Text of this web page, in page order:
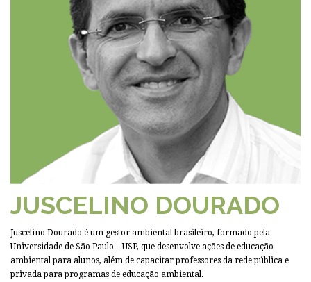
JUSCELINO DOURADO
Juscelino Dourado é um gestor ambiental brasileiro, formado pela
Universidade de São Paulo – USP, que desenvolve ações de educação
ambiental para alunos, além de capacitar professores da rede pública e
privada para programas de educação ambiental.